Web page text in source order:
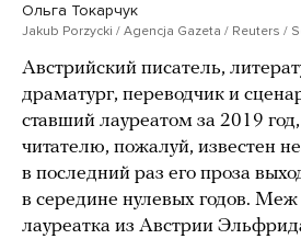
Ольга Токарчук
Jakub Porzycki / Agencja Gazeta / Reuters /
Австрийский писатель,
драматург, переводчик и
ставший лауреатом за 2019
читателю, пожалуй, известен
в последний раз его проза
в середине нулевых годов.
лауреатка из Австрии